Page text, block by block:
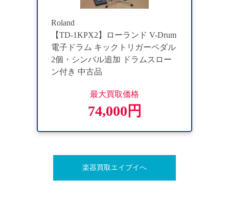
Roland
【TD-1KPX2】ローランド V-Drum
電子ドラム キックトリガーペダル
2個・シンバル追加 ドラムスロー
ン付き 中古品
最大買取価格
74,000円
楽器買取エイブイへ